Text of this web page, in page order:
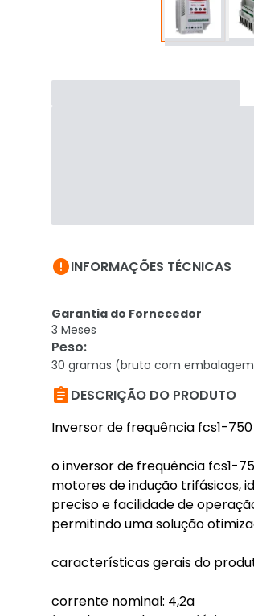
INFORMAÇÕES TÉCNICAS
Garantia do Fornecedor
3 Meses
Peso:
30 gramas (bruto com
DESCRIÇÃO DO PRODUTO
Inversor de frequência fcs1-
o inversor de frequência fcs1-
motores de indução trifásicos,
preciso e facilidade de
permitindo uma solução
características gerais do
corrente nominal: 4,2a